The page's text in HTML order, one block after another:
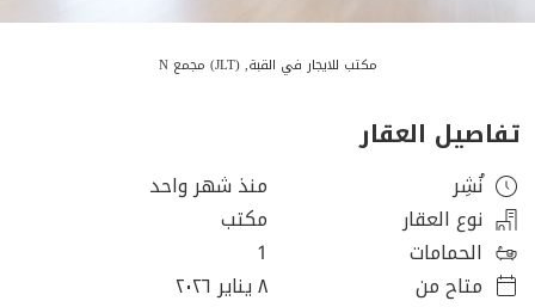
مكتب للايجار في القبة, (JLT) مجمع N
تفاصيل العقار
نُشِر
منذ شهر واحد
نوع العقار
مكتب
الحمامات
1
متاح من
٨ يناير ٢٠٢٦